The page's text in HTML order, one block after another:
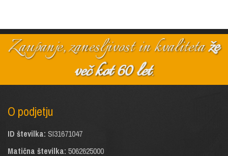
Zaupanje, zanesljivost in kvalitetaže
več kot 60 let.
O podjetju
ID številka: SI31671047
Matična številka: 5062625000